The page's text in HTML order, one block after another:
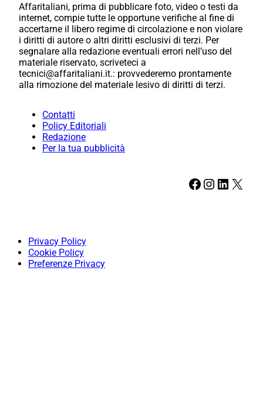
Affaritaliani, prima di pubblicare foto, video o testi da
internet, compie tutte le opportune verifiche al fine di
accertarne il libero regime di circolazione e non violare
i diritti di autore o altri diritti esclusivi di terzi. Per
segnalare alla redazione eventuali errori nell’uso del
materiale riservato, scriveteci a
tecnici@affaritaliani.it.: provvederemo prontamente
alla rimozione del materiale lesivo di diritti di terzi.
Contatti
Policy Editoriali
Redazione
Per la tua pubblicità
Facebook Instagram LinkedIn X
Privacy Policy
Cookie Policy
Preferenze Privacy